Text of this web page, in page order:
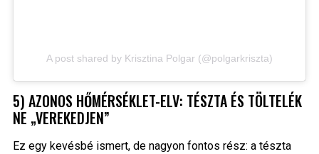
A post shared by Krisztina Polgar (@polgarkriszta)
5) AZONOS HŐMÉRSÉKLET-ELV: TÉSZTA ÉS TÖLTELÉK
NE „VEREKEDJEN”
Ez egy kevésbé ismert, de nagyon fontos rész: a tészta